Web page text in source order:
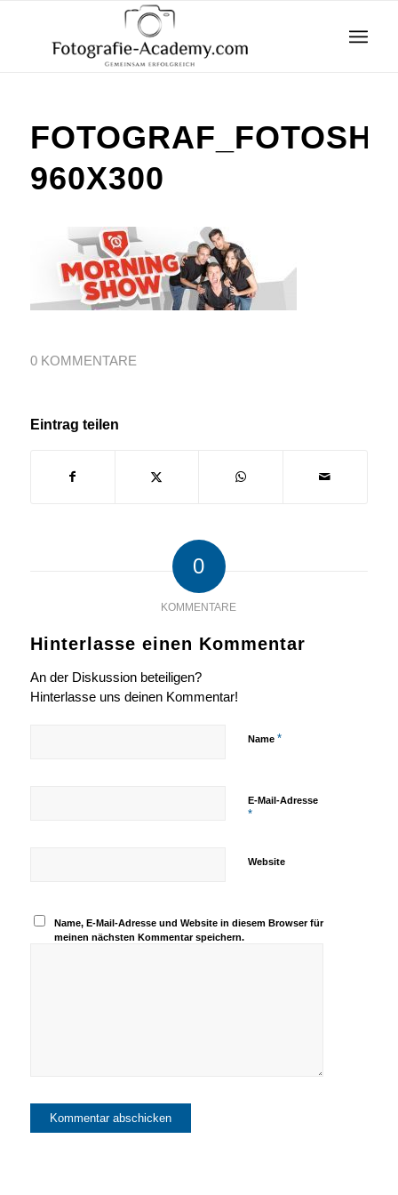
960X300
0 KOMMENTARE
Eintrag teilen
0
KOMMENTARE
Hinterlasse einen Kommentar
An der Diskussion beteiligen?
Hinterlasse uns deinen Kommentar!
Name *
E-Mail-Adresse
*
Website
Name, E-Mail-Adresse und Website in diesem Browser für
meinen nächsten Kommentar speichern.